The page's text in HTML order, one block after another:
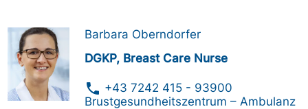
Bild
Barbara Oberndorfer
DGKP, Breast Care Nurse
phone +43 7242 415 - 93900
Brustgesundheitszentrum – Ambulanz